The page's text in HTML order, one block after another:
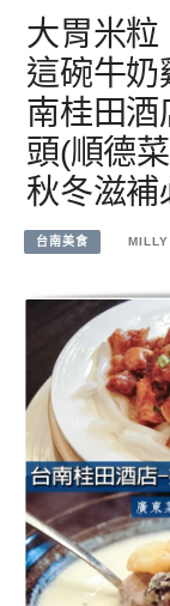
大胃米粒
這碗牛奶
南桂田酒
頭(順德
秋冬滋補
台南美食 MILLY